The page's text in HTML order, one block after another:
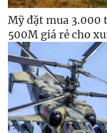
Mỹ đặt mua 3.000
500M giá rẻ cho